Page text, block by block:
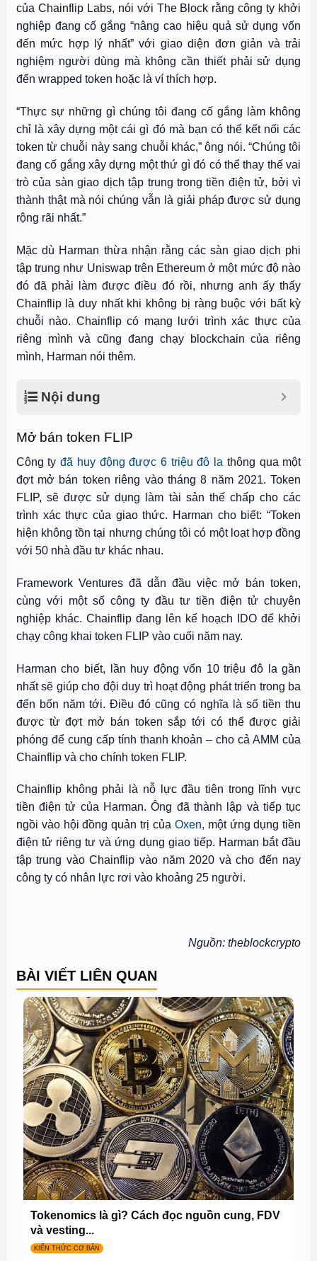
của Chainflip Labs, nói với The Block rằng công ty khởi
nghiệp đang cố gắng “nâng cao hiệu quả sử dụng vốn
đến mức hợp lý nhất” với giao diện đơn giản và trải
nghiệm người dùng mà không cần thiết phải sử dụng
đến wrapped token hoặc là ví thích hợp.
“Thực sự những gì chúng tôi đang cố gắng làm không
chỉ là xây dựng một cái gì đó mà bạn có thể kết nối các
token từ chuỗi này sang chuỗi khác,” ông nói. “Chúng tôi
đang cố gắng xây dựng một thứ gì đó có thể thay thế vai
trò của sàn giao dịch tập trung trong tiền điện tử, bởi vì
thành thật mà nói chúng vẫn là giải pháp được sử dụng
rộng rãi nhất.”
Mặc dù Harman thừa nhận rằng các sàn giao dịch phi
tập trung như Uniswap trên Ethereum ở một mức độ nào
đó đã phải làm được điều đó rồi, nhưng anh ấy thấy
Chainflip là duy nhất khi không bị ràng buộc với bất kỳ
chuỗi nào. Chainflip có mạng lưới trình xác thực của
riêng mình và cũng đang chạy blockchain của riêng
mình, Harman nói thêm.
Nội dung
Mở bán token FLIP
Công tyđã huy động được 6 triệu đô la thông qua một
đợt mở bán token riêng vào tháng 8 năm 2021. Token
FLIP, sẽ được sử dụng làm tài sản thế chấp cho các
trình xác thực của giao thức. Harman cho biết: “Token
hiện không tồn tại nhưng chúng tôi có một loạt hợp đồng
với 50 nhà đầu tư khác nhau.
Framework Ventures đã dẫn đầu việc mở bán token,
cùng với một số công ty đầu tư tiền điện tử chuyên
nghiệp khác. Chainflip đang lên kế hoạch IDO để khởi
chạy công khai token FLIP vào cuối năm nay.
Harman cho biết, lần huy động vốn 10 triệu đô la gần
nhất sẽ giúp cho đội duy trì hoạt động phát triển trong ba
đến bốn năm tới. Điều đó cũng có nghĩa là số tiền thu
được từ đợt mở bán token sắp tới có thể được giải
phóng để cung cấp tính thanh khoản – cho cả AMM của
Chainflip và cho chính token FLIP.
Chainflip không phải là nỗ lực đầu tiên trong lĩnh vực
tiền điện tử của Harman. Ông đã thành lập và tiếp tục
ngồi vào hội đồng quản trị của Oxen, một ứng dụng tiền
điện tử riêng tư và ứng dụng giao tiếp. Harman bắt đầu
tập trung vào Chainflip vào năm 2020 và cho đến nay
công ty có nhân lực rơi vào khoảng 25 người.
Nguồn: theblockcrypto
BÀI VIẾT LIÊN QUAN
Tokenomics là gì? Cách đọc nguồn cung, FDV
và vesting...
KIẾN THỨC CƠ BẢN